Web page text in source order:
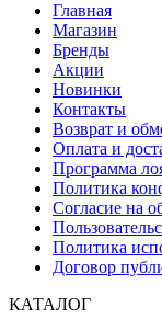
Главная
Магазин
Бренды
Акции
Новинки
Контакты
Возврат и
Оплата и
Программа
Политика
Согласие на
Политика
Договор
КАТАЛОГ